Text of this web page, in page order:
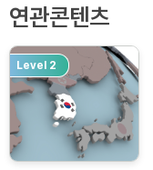
연관콘텐츠
Level 2